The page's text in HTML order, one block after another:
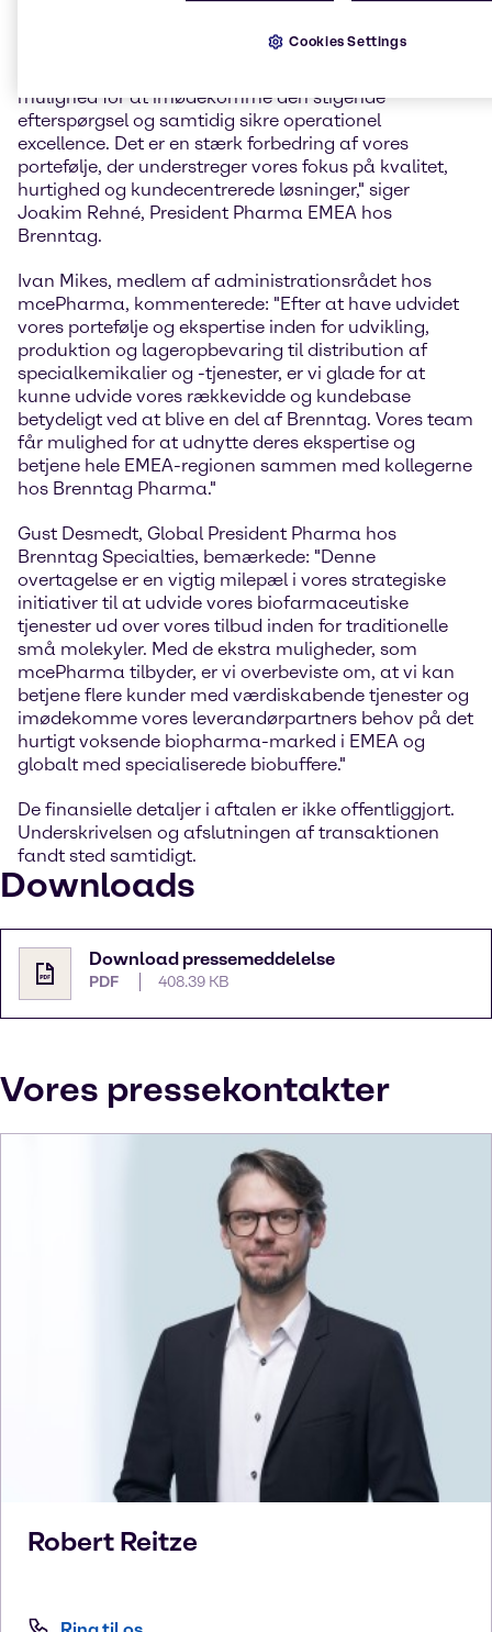
"Integrationen af GMP-blanding og nedpakning
mulighed for at imødekomme den stigende
efterspørgsel og samtidig sikre operationel
excellence. Det er en stærk forbedring af vores
portefølje, der understreger vores fokus på kvalitet,
hurtighed og kundecentrerede løsninger," siger
Joakim Rehné, President Pharma EMEA hos
Brenntag.
Ivan Mikes, medlem af administrationsrådet hos
mcePharma, kommenterede: "Efter at have udvidet
vores portefølje og ekspertise inden for udvikling,
produktion og lageropbevaring til distribution af
specialkemikalier og -tjenester, er vi glade for at
kunne udvide vores rækkevidde og kundebase
betydeligt ved at blive en del af Brenntag. Vores team
får mulighed for at udnytte deres ekspertise og
betjene hele EMEA-regionen sammen med kollegerne
hos Brenntag Pharma."
Gust Desmedt, Global President Pharma hos
Brenntag Specialties, bemærkede: "Denne
overtagelse er en vigtig milepæl i vores strategiske
initiativer til at udvide vores biofarmaceutiske
tjenester ud over vores tilbud inden for traditionelle
små molekyler. Med de ekstra muligheder, som
mcePharma tilbyder, er vi overbeviste om, at vi kan
betjene flere kunder med værdiskabende tjenester og
imødekomme vores leverandørpartners behov på det
hurtigt voksende biopharma-marked i EMEA og
globalt med specialiserede biobuffere."
De finansielle detaljer i aftalen er ikke offentliggjort.
Underskrivelsen og afslutningen af transaktionen
fandt sted samtidigt.
Downloads
Download pressemeddelelse
PDF 408.39 KB
Vores pressekontakter
Robert Reitze
Cookies Settings